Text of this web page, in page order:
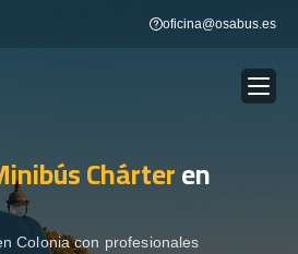
oficina@osabus.es
Show dropdown
Chárteren
Colonia con profesionales